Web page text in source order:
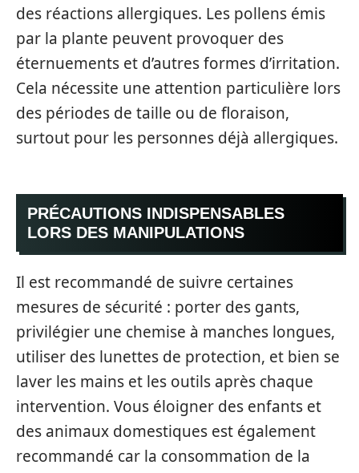
des réactions allergiques. Les pollens émis
par la plante peuvent provoquer des
éternuements et d’autres formes d’irritation.
Cela nécessite une attention particulière lors
des périodes de taille ou de floraison,
surtout pour les personnes déjà allergiques.
PRÉCAUTIONS INDISPENSABLES
LORS DES MANIPULATIONS
Il est recommandé de suivre certaines
mesures de sécurité : porter des gants,
privilégier une chemise à manches longues,
utiliser des lunettes de protection, et bien se
laver les mains et les outils après chaque
intervention. Vous éloigner des enfants et
des animaux domestiques est également
recommandé car la consommation de la